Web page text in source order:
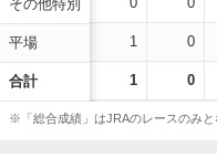
その他特別
平場
合計
1 0
1 0
※「総合成績」はJRAのレースのみと